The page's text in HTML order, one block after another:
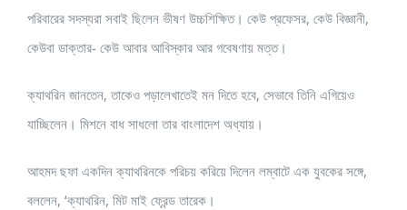
পরিবারের সদস্যরা সবাই ছিলেন ভীষণ উচ্চশিক্ষিত। কেউ প্রফেসর, কেউ বিজ্ঞানী,
কেউবা ডাক্তার- কেউ আবার আবিস্কার আর গবেষণায় মত্ত।
ক্যাথরিন জানতেন, তাকেও পড়ালেখাতেই মন দিতে হবে, সেভাবে তিনি এগিয়েও
যাচ্ছিলেন। মিশনে বাধ সাধলো তার বাংলাদেশ অধ্যায়।
আহমদ ছফা একদিন ক্যাথরিনকে পরিচয় করিয়ে দিলেন লম্বাটে এক যুবকের সঙ্গে,
বললেন, ‘ক্যাথরিন, মিট মাই ফ্রেন্ড তারেক।